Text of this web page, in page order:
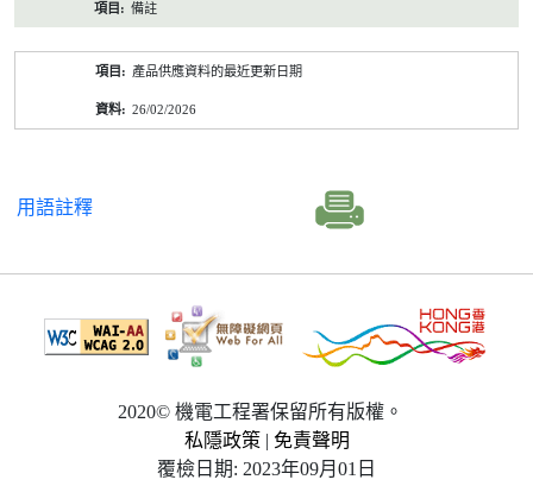
備註
產品供應資料的最近更新日期
26/02/2026
用語註釋
2020© 機電工程署保留所有版權。
私隱政策 | 免責聲明
覆檢日期: 2023年09月01日